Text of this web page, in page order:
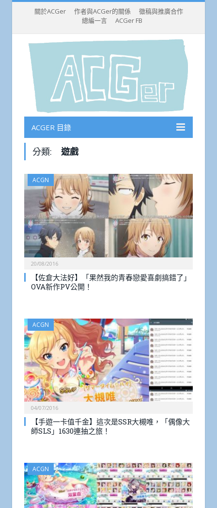
關於ACGer 作者與ACGer的關係
徵稿與推廣合作
總編一言
ACGer FB
ACGER 目錄
分類: 遊戲
ACGN
20/08/2016
【佐倉大法好】「果然我的青春戀愛喜劇搞錯了」
OVA新作PV公開！
ACGN
04/07/2016
【手遊一卡值千金】這次是SSR大槻唯，「偶像大
師SLS」1630連抽之旅！
ACGN